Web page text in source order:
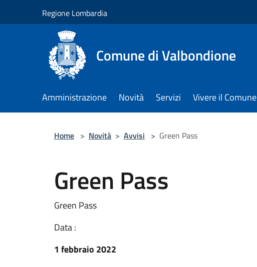
Regione Lombardia
Comune di Valbondione
Amministrazione Novità Servizi Vivere il Comune
Home > Novità > Avvisi > Green Pass
Green Pass
Green Pass
Data :
1 febbraio 2022